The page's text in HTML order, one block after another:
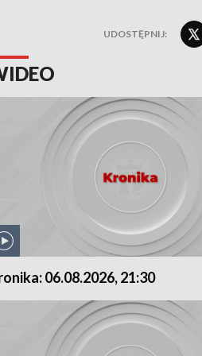
UDOSTĘPNIJ:
06.08.2026, 21:30